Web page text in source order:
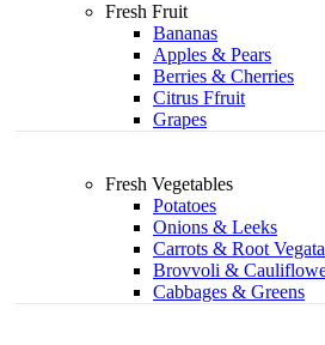
Fresh Fruit
Bananas
Apples & Pears
Berries & Cherries
Citrus Ffruit
Grapes
Fresh Vegetables
Potatoes
Onions & Leeks
Carrots & Root
Brovvoli &
Cabbages & Greens